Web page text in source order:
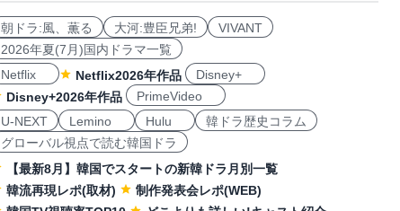
朝ドラ:風、薫る 大河:豊臣兄弟!
VIVANT
2026年夏(7月)国内ドラマ一覧
Netflix
Netflix2026年作品
Disney+
Disney+2026年作品
PrimeVideo
U-NEXT
Lemino Hulu
韓ドラ歴史コラム
グローバル視点で読む韓国ドラ
【最新8月】韓国でスタートの新韓ドラ月別一覧
韓流再現レポ(取材)
制作発表会レポ(WEB)